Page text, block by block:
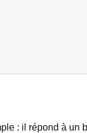
: il répond à un